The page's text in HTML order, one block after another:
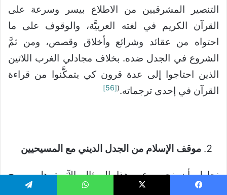
التنصير المشرقيين من الاطلاع بيسر وسرعة على
القرآن الكريم في لغته العربيَّة، والوقوف على ما
احتواه من عقائد وشرائع وأخلاق وقصص، ومن ثمَّ
الشروع في الجدل ضده. بخلاف مجادلي الغرب اللاتين
الذين احتاجوا إلى عدة قرون كي يتمكَّنوا من قراءة
القرآن في إحدى ترجماته.(
[56]
موقف الإسلام من الجدل الديني مع المسيحيين
نحاول أن نجيب عن هذا السؤال الآتي: هل يسمح
الإسلام بالجدل الديني مع المسيحيين؟